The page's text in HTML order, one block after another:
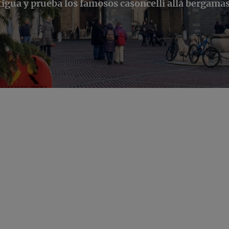
y prueba los famosos casoncelli alla